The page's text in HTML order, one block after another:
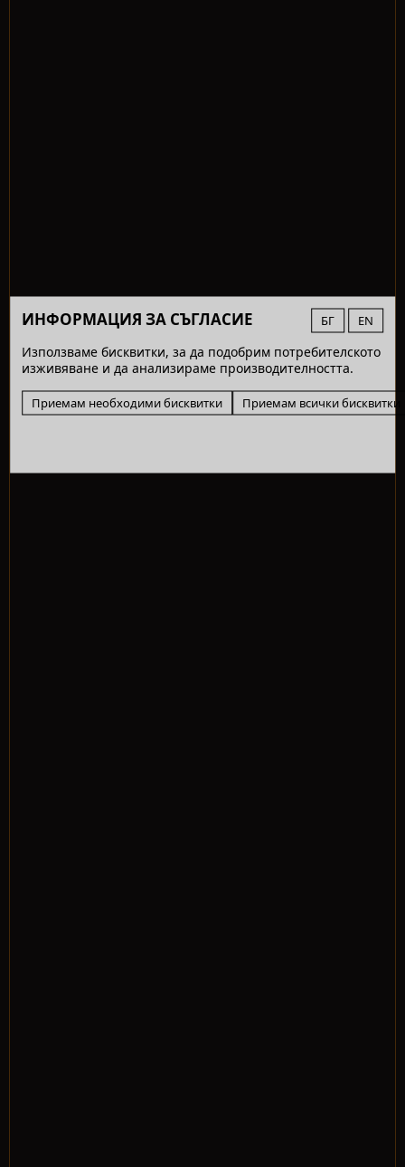
ИНФОРМАЦИЯ ЗА СЪГЛАСИЕ БГ EN
Използваме бисквитки, за да подобрим потребителското
изживяване и да анализираме производителността.
Приемам необходими бисквитки Приемам всички бисквитки